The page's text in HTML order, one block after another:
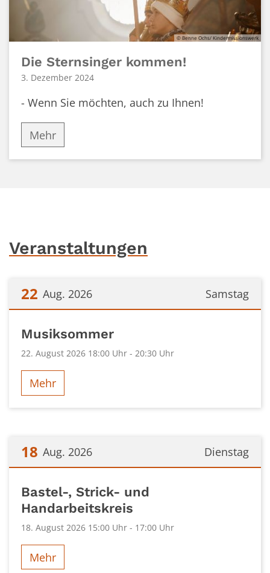
© Benne Ochs/ Kindermissionswerk
Die Sternsinger kommen!
3. Dezember 2024
- Wenn Sie möchten, auch zu Ihnen!
Mehr
Veranstaltungen
Samstag
22 Aug. 2026
Musiksommer
22. August 2026 18:00 Uhr - 20:30 Uhr
Mehr
Dienstag
18 Aug. 2026
Bastel-, Strick- und
Handarbeitskreis
18. August 2026 15:00 Uhr - 17:00 Uhr
Mehr